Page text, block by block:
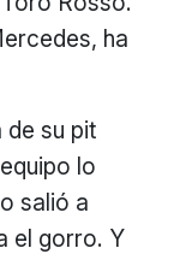
ha
de su pit
lo
salió a
el gorro. Y